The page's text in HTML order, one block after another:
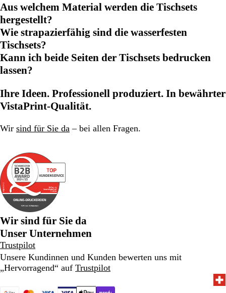
Aus welchem Material werden die Tischsets
hergestellt?
Wie strapazierfähig sind die wasserfesten
Tischsets?
Kann ich beide Seiten der Tischsets bedrucken
lassen?
Ihre Ideen. Professionell produziert. In bewährter
VistaPrint-Qualität.
Wir sind für Sie da – bei allen Fragen.
Wir sind für Sie da
Unser Unternehmen
Trustpilot
Unsere Kundinnen und Kunden bewerten uns mit
„Hervorragend“ auf Trustpilot